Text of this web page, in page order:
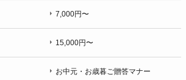
7,000円〜
15,000円〜
お中元・お歳暮ご贈答マナー